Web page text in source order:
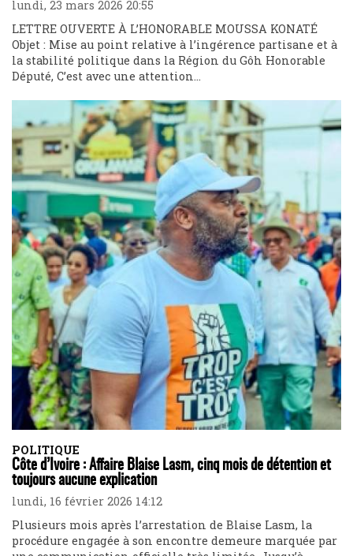
lundi, 23 mars 2026 20:55
LETTRE OUVERTE À L’HONORABLE MOUSSA KONATÉ
Objet : Mise au point relative à l’ingérence partisane et à
la stabilité politique dans la Région du Gôh Honorable
Député, C’est avec une attention...
POLITIQUE
Côte d’Ivoire : Affaire Blaise Lasm, cinq mois de détention et
toujours aucune explication
lundi, 16 février 2026 14:12
Plusieurs mois après l’arrestation de Blaise Lasm, la
procédure engagée à son encontre demeure marquée par